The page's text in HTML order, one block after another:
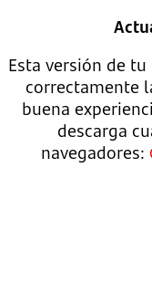
Esta versión de
correctamente
buena
descarga
navegadores: